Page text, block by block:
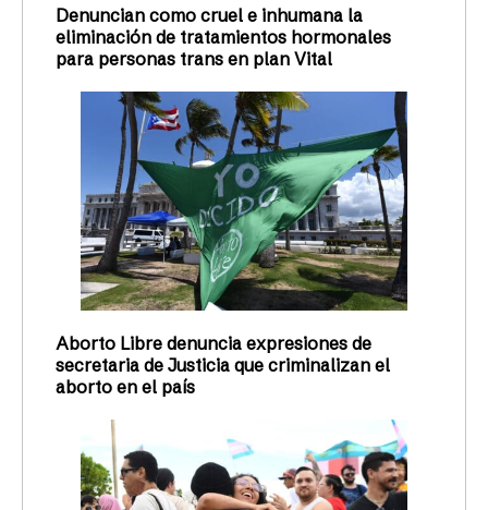
Denuncian como cruel e inhumana la
eliminación de tratamientos hormonales
para personas trans en plan Vital
Aborto Libre denuncia expresiones de
secretaria de Justicia que criminalizan el
aborto en el país